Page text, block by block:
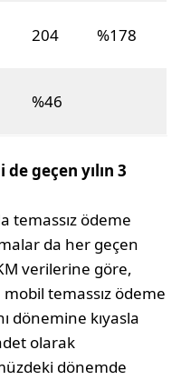
204 %178
%46
geçen yılın 3
temassız ödeme
da her geçen
verilerine göre,
mobil temassız ödeme
dönemine kıyasla
olarak
dönemde